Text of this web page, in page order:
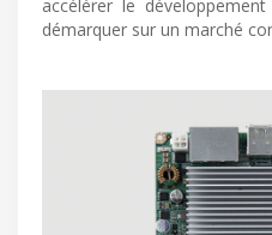
accélérer le
démarquer sur un marché